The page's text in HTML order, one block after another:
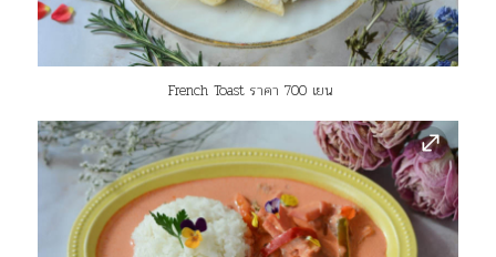
French Toast ราคา 700 เยน